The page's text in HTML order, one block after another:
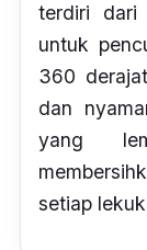
terdiri dari
untuk
360
dan
yang
setiap